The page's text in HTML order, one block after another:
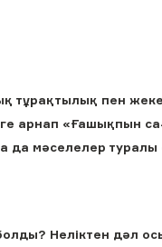
тұрақтылық пен
арнап «Ғашықпын
да мәселелер туралы
Неліктен дәл